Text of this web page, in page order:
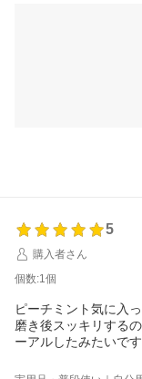
甘ったるいピーチで
というと柑橘系や南
した。
（なお、ピーチの仕
分で使い分けできそう
また、ホワイトニン
ないので、これなら
5
購入者さん
個数:1個
ピーチミント気に入
磨き後スッキリする
ーアルしたみたいで